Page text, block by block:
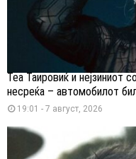
Теа Таировиќ и нејзиниот
несреќа – автомобилот
19:01 - 7 август, 2026